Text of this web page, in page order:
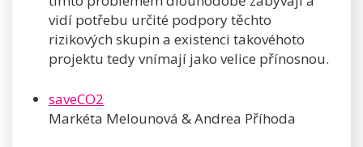
vidí potřebu určité podpory těchto
rizikových skupin a existenci takovéhoto
projektu tedy vnímají jako velice přínosnou.
saveCO2
Markéta Melounová & Andrea Příhoda